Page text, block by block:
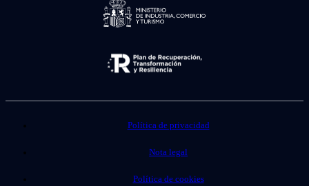
Política de privacidad
Nota legal
Política de cookies